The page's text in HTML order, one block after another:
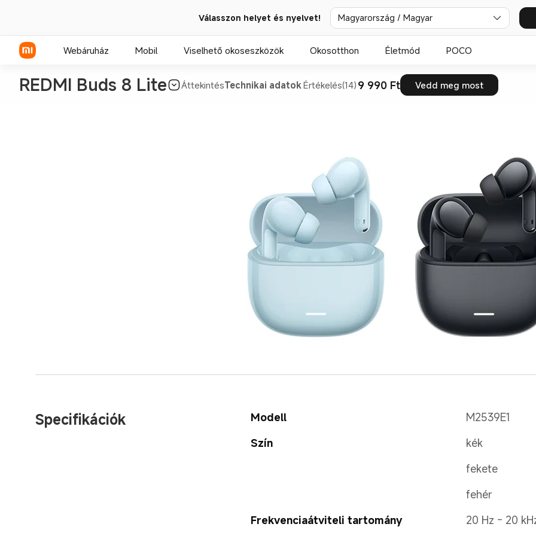
Válasszon helyet és nyelvet! Magyarország / Magyar
Webáruház Mobil Viselhető okoseszközök Okosotthon Életmód POCO
REDMI Buds 8 Lite ÁttekintésTechnikai adatok Értékelés(14) 9 990 Ft Vedd meg most
Specifikációk Modell
M2539E1
Szín
kék
fekete
fehér
Frekvenciaátviteli tartomány
20 Hz - 20